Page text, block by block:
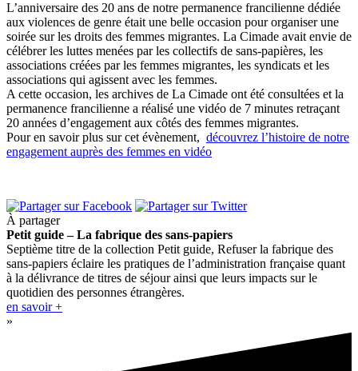
L’anniversaire des 20 ans de notre permanence francilienne dédiée
aux violences de genre était une belle occasion pour organiser une
soirée sur les droits des femmes migrantes. La Cimade avait envie de
célébrer les luttes menées par les collectifs de sans-papières, les
associations créées par les femmes migrantes, les syndicats et les
associations qui agissent avec les femmes.
A cette occasion, les archives de La Cimade ont été consultées et la
permanence francilienne a réalisé une vidéo de 7 minutes retraçant
20 années d’engagement aux côtés des femmes migrantes.
Pour en savoir plus sur cet évènement, découvrez l’histoire de notre
engagement auprès des femmes en vidéo
À partager
Petit guide – La fabrique des sans-papiers
Septième titre de la collection Petit guide, Refuser la fabrique des
sans-papiers éclaire les pratiques de l’administration française quant
à la délivrance de titres de séjour ainsi que leurs impacts sur le
quotidien des personnes étrangères.
en savoir +
»